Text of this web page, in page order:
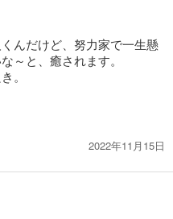
んだけど、努力家で一生懸
～と、癒されます。
。
2022年11月15日